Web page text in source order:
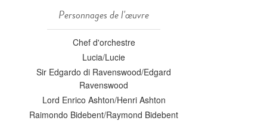
Personnages de l'œuvre
Chef d'orchestre
Lucia/Lucie
Sir Edgardo di Ravenswood/Edgard
Ravenswood
Lord Enrico Ashton/Henri Ashton
Raimondo Bidebent/Raymond Bidebent